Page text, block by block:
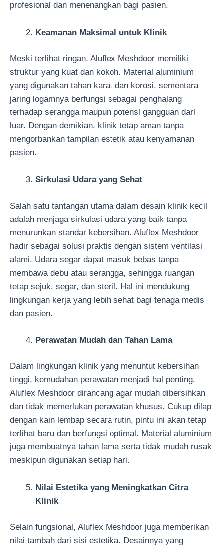
profesional dan menenangkan bagi pasien.
Keamanan Maksimal untuk Klinik
Meski terlihat ringan, Aluflex Meshdoor memiliki
struktur yang kuat dan kokoh. Material aluminium
yang digunakan tahan karat dan korosi, sementara
jaring logamnya berfungsi sebagai penghalang
terhadap serangga maupun potensi gangguan dari
luar. Dengan demikian, klinik tetap aman tanpa
mengorbankan tampilan estetik atau kenyamanan
pasien.
Sirkulasi Udara yang Sehat
Salah satu tantangan utama dalam desain klinik kecil
adalah menjaga sirkulasi udara yang baik tanpa
menurunkan standar kebersihan. Aluflex Meshdoor
hadir sebagai solusi praktis dengan sistem ventilasi
alami. Udara segar dapat masuk bebas tanpa
membawa debu atau serangga, sehingga ruangan
tetap sejuk, segar, dan steril. Hal ini mendukung
lingkungan kerja yang lebih sehat bagi tenaga medis
dan pasien.
Perawatan Mudah dan Tahan Lama
Dalam lingkungan klinik yang menuntut kebersihan
tinggi, kemudahan perawatan menjadi hal penting.
Aluflex Meshdoor dirancang agar mudah dibersihkan
dan tidak memerlukan perawatan khusus. Cukup dilap
dengan kain lembap secara rutin, pintu ini akan tetap
terlihat baru dan berfungsi optimal. Material aluminium
juga membuatnya tahan lama serta tidak mudah rusak
meskipun digunakan setiap hari.
Nilai Estetika yang Meningkatkan Citra
Klinik
Selain fungsional, Aluflex Meshdoor juga memberikan
nilai tambah dari sisi estetika. Desainnya yang